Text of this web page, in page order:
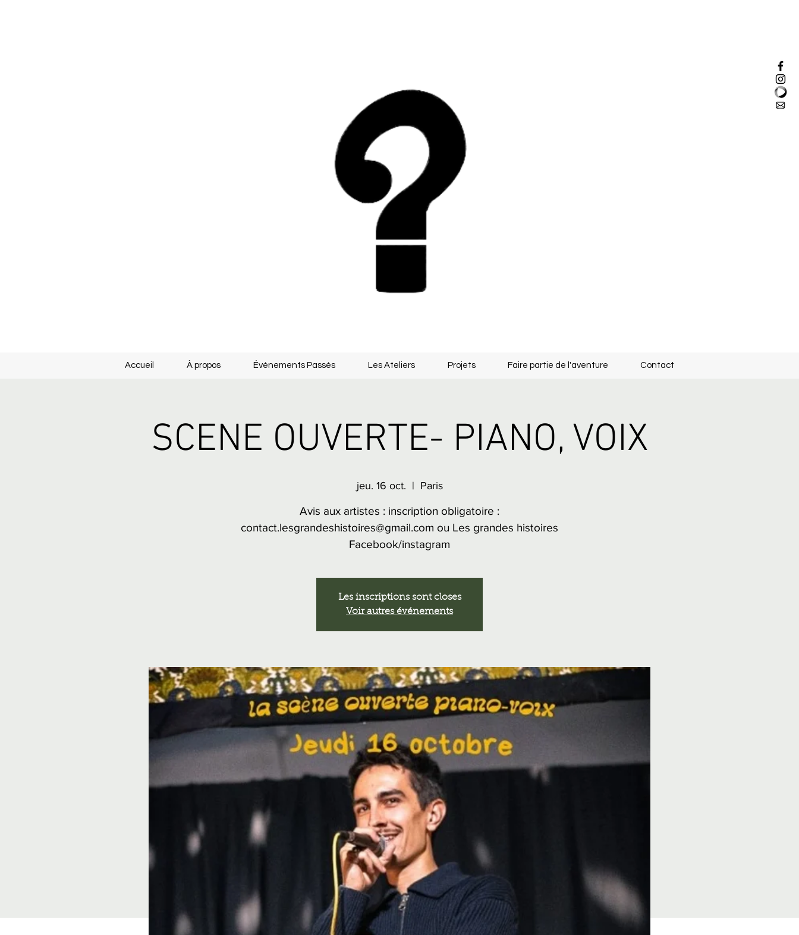
Accueil À propos Événements Passés Les Ateliers Projets Faire partie de l'aventure Contact
SCENE OUVERTE- PIANO, VOIX
jeu. 16 oct.
  |
Paris
Avis aux artistes : inscription obligatoire :
contact.lesgrandeshistoires@gmail.com ou Les grandes histoires
Facebook/instagram
Les inscriptions sont closes
Voir autres événements